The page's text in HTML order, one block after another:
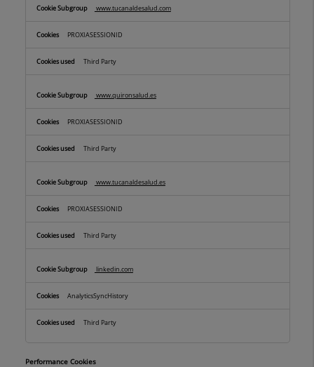
www.tucanaldesalud.com
PROXIASESSIONID
Third Party
www.quironsalud.es
PROXIASESSIONID
Third Party
www.tucanaldesalud.es
PROXIASESSIONID
Third Party
linkedin.com
AnalyticsSyncHistory
Third Party
Performance Cookies